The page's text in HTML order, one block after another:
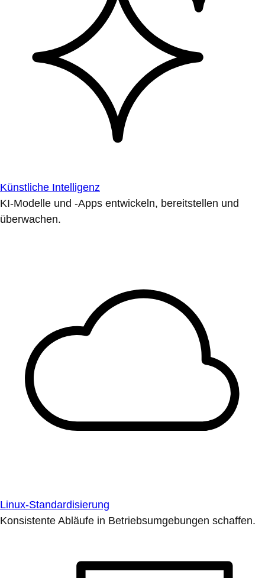
Künstliche Intelligenz
KI-Modelle und -Apps entwickeln, bereitstellen und
überwachen.
Linux-Standardisierung
Konsistente Abläufe in Betriebsumgebungen schaffen.